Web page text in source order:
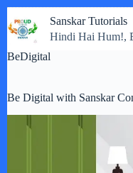
to
content
Sanskar Tutorials
Hindi Hai Hum!,
BeDigital
Be Digital with Sanskar